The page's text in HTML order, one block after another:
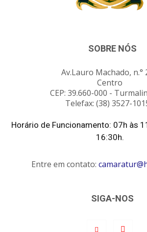
SOBRE NÓS
Av.Lauro Machado, n.°
Centro
CEP: 39.660-000 -
Telefax: (38) 3527-
Horário de Funcionamento: 07h às
16:30h.
Entre em contato:
SIGA-NOS